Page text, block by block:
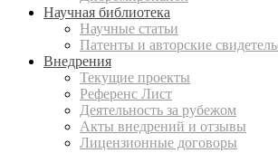
Научная библиотека
Научные статьи
Патенты и авторские
Внедрения
Текущие проекты
Референс Лист
Деятельность за рубежом
Акты внедрений и отзывы
Лицензионные договоры